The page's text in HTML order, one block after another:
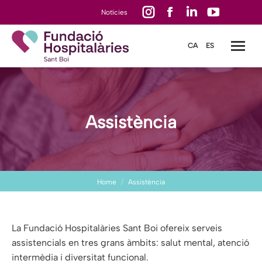
Notícies
Instagram
in
new
window
Facebook
opens
in
Linkedin
opens
in
YouTube
opens
in
CA ES
Assistència
You are here:
Home Assistència
La Fundació Hospitalàries Sant Boi ofereix serveis
assistencials en tres grans àmbits: salut mental, atenció
intermèdia i diversitat funcional.